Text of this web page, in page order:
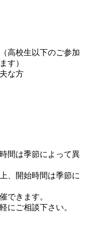
高校生以下のご参加
す）
な方
間は季節によって異
、開始時間は季節に
できます。
にご相談下さい。